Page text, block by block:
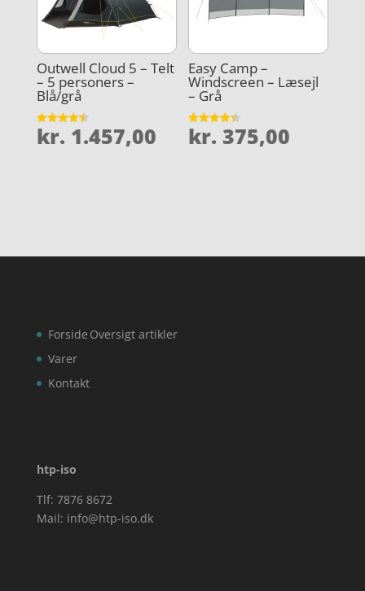
Outwell Cloud 5 – Telt
– 5 personers –
Blå/grå
Vurderet
4.5
kr. 1.457,00
Easy Camp –
Windscreen – Læsejl
– Grå
Vurderet
4.4
kr. 375,00
Forside
Varer
Kontakt
Oversigt artikler
htp-iso
Tlf: 7876 8672
Mail: info@htp-iso.dk